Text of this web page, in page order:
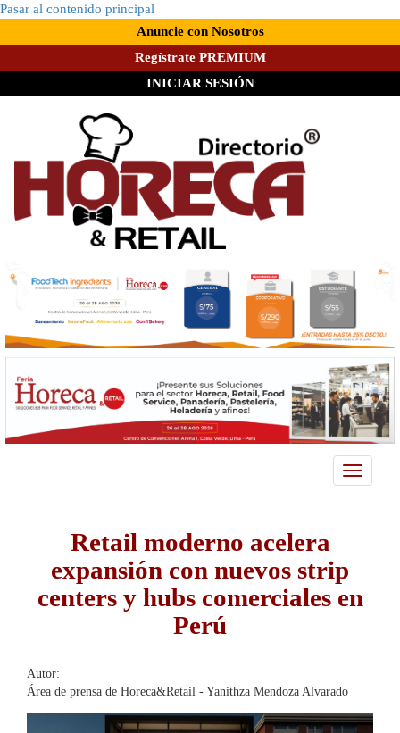
Pasar al contenido principal
Anuncie con Nosotros
Regístrate PREMIUM
INICIAR SESIÓN
Toggle
Retail moderno acelera
expansión con nuevos strip
centers y hubs comerciales en
Perú
Autor:
Área de prensa de Horeca&Retail - Yanithza Mendoza Alvarado